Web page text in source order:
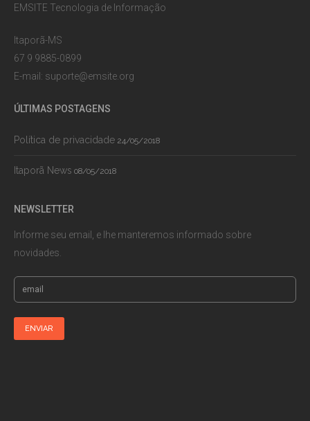
EMSITE Tecnologia de Informação
Itaporã-MS
67 9 9885-0899
E-mail: suporte@emsite.org
ÚLTIMAS POSTAGENS
Política de privacidade 24/05/2018
Itaporã News 08/05/2018
NEWSLETTER
Informe seu email, e lhe manteremos informado sobre
novidades.
ENVIAR